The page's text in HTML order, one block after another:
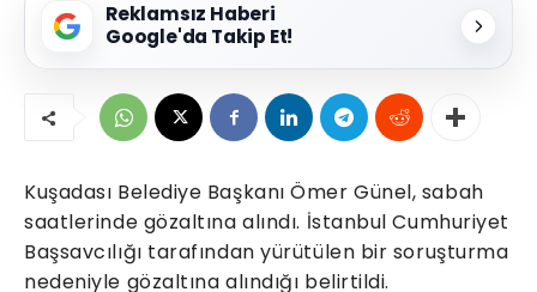
Reklamsız Haberi
Google'da Takip Et!
Kuşadası Belediye Başkanı Ömer Günel, sabah
saatlerinde gözaltına alındı. İstanbul Cumhuriyet
Başsavcılığı tarafından yürütülen bir soruşturma
nedeniyle gözaltına alındığı belirtildi.